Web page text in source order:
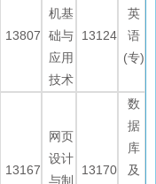
13807
机基
础与
应用
技术
13124
英
语
(专)
13167
网页
设计
与制
13170
数
据
库
及